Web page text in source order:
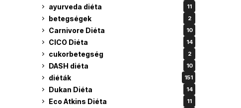
ayurveda diéta 11
betegségek 2
Carnivore Diéta 10
CICO Diéta 14
cukorbetegség 2
DASH diéta 10
diéták 151
Dukan Diéta 14
Eco Atkins Diéta 11